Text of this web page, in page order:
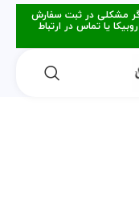
مشکلی در ثبت سفارش
۰۹۳۸۲۱۵۳۴۷۸ از طریق روبیکا یا تماس در ارتباط